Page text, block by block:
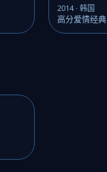
2014 · 韩国
高分爱情经典